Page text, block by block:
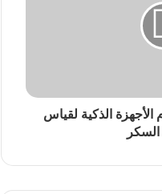
الأجهزة الذكية لقياس